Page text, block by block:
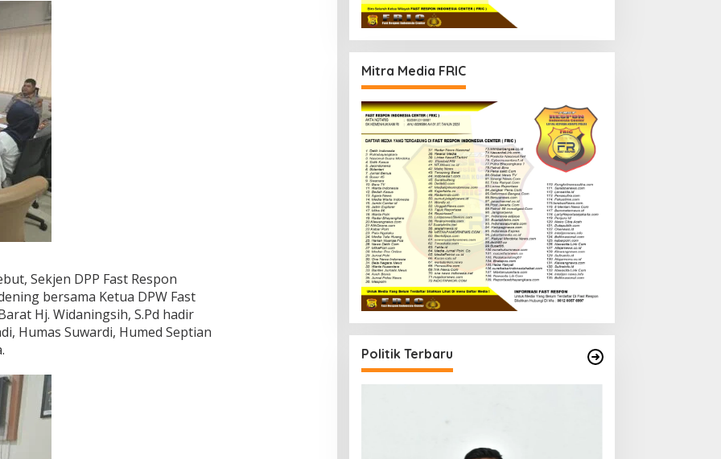
Sekjen DPP Fast Respon
bersama Ketua DPW Fast
Hj. Widaningsih, S.Pd hadir
Humas Suwardi, Humed Septian
Mitra Media FRIC
Politik Terbaru